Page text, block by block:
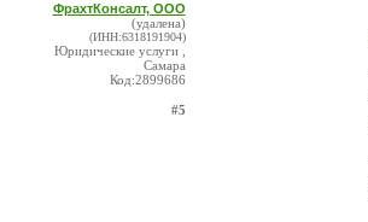
ФрахтКонсалт, ООО
(удалена)
(ИНН:6318191904)
Юридические услуги ,
Самара
Код:2899686
#5